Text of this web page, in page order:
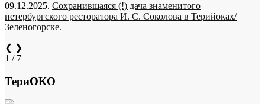
09.12.2025. Сохранившаяся (!) дача знаменитого
петербургского ресторатора И. С. Соколова в Терийоках/
Зеленогорске.
❮ ❯
1 / 7
ТериОКО